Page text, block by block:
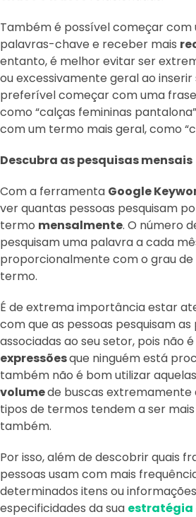
Também é possível começar com
palavras-chave e receber mais
entanto, é melhor evitar ser
ou excessivamente geral ao inserir
preferível começar com uma
como “calças femininas
com um termo mais geral, como
Descubra as pesquisas mensais
Com a ferramenta Google
ver quantas pessoas pesquisam
termo mensalmente. O número
pesquisam uma palavra a cada
proporcionalmente com o grau de
termo.
É de extrema importância estar
com que as pessoas pesquisam
associadas ao seu setor, pois não
expressõesque ninguém está
também não é bom utilizar
volumede buscas extremamente
tipos de termos tendem a ser mais
também.
Por isso, além de descobrir quais
pessoas usam com mais
determinados itens ou
especificidades da sua estratégia